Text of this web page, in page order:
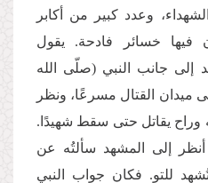
وعدد كبير من أكابر
فيها خسائر فادحة. يقول
إلى جانب النبي (صلّى الله
ميدان القتال مسرعًا، ونظر
وراح يقاتل حتى سقط شهيدًا.
إلى المشهد سألتُه عن
للتو. فكان جواب النبي